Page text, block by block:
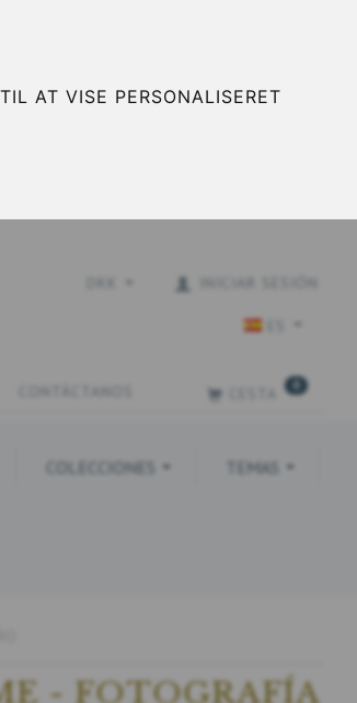
AT VISE PERSONALISERET
COLECCIONES TEMAS
- FOTOGRAFÍA